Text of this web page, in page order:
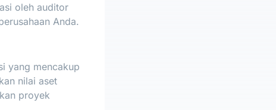
oleh auditor
Anda.
yang mencakup
nilai aset
proyek